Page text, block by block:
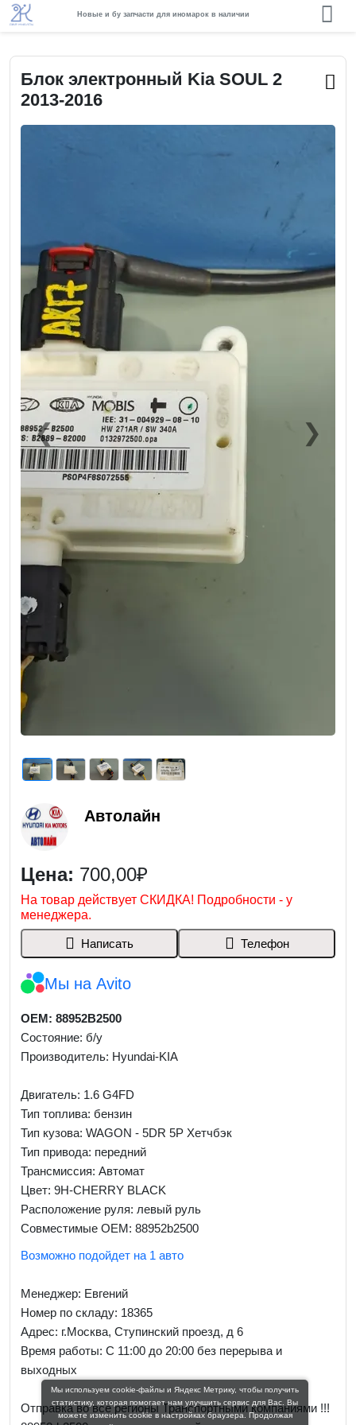
Новые и бу запчасти для иномарок в наличии
Блок электронный Kia SOUL 2
2013-2016
❮Previous ❯Next
Автолайн
Цена: 700,00₽
На товар действует СКИДКА! Подробности - у
менеджера.
Написать Телефон
Мы на Avito
OEM: 88952B2500
Состояние: б/у
Производитель: Hyundai-KIA
Двигатель: 1.6 G4FD
Тип топлива: бензин
Тип кузова: WAGON - 5DR 5P Хетчбэк
Тип привода: передний
Трансмиссия: Автомат
Цвет: 9H-CHERRY BLACK
Расположение руля: левый руль
Совместимые OEM: 88952b2500
Возможно подойдет на 1 авто
Менеджер: Евгений
Номер по складу: 18365
Адрес: г.Москва, Ступинский проезд, д 6
Время работы: С 11:00 до 20:00 без перерыва и
выходных
Отправка во все регионы Транспортными компаниями !!!
Мы используем cookie-файлы и Яндекс Метрику, чтобы получить
статистику, которая помогает нам улучшить сервис для Вас. Вы
можете изменить cookie в настройках браузера. Продолжая